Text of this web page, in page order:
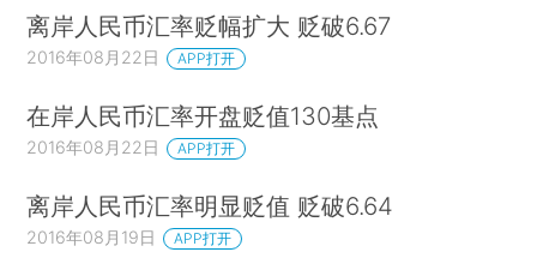
离岸人民币汇率贬幅扩大 贬破6.67
2016年08月22日 APP打开
在岸人民币汇率开盘贬值130基点
2016年08月22日 APP打开
离岸人民币汇率明显贬值 贬破6.64
2016年08月19日 APP打开